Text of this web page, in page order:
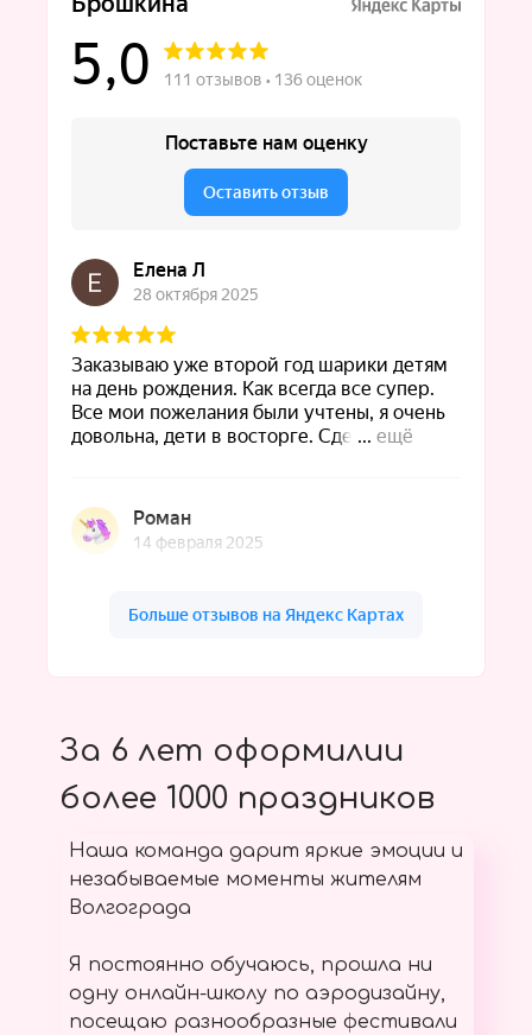
За 6 лет оформилии
более 1000 праздников
Наша команда дарит яркие эмоции и
незабываемые моменты жителям
Волгограда
Я постоянно обучаюсь, прошла ни
одну онлайн-школу по аэродизайну,
посещаю разнообразные фестивали